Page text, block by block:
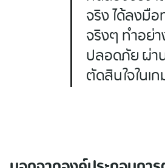
จริง ได้ลงมือ
จริงๆ ทำอย่
ปลอดภัย ผ่า
ตัดสินใจในเ